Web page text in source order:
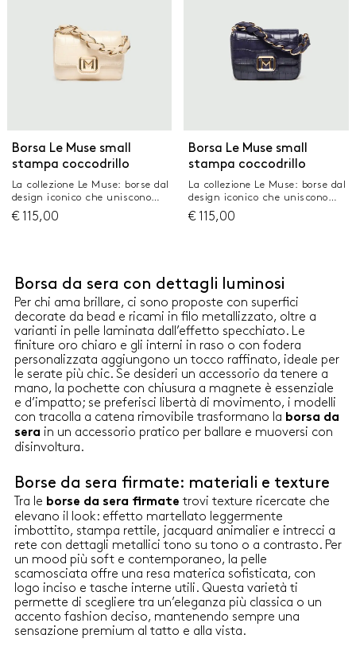
e placca logata Dimensioni: 17
x 6 x 11 cm
Borsa Le Muse small
stampa coccodrillo
La collezione Le Muse: borse dal
design iconico che uniscono
stile e funzionalità. Un
accessorio versatile pensato per
imbottito con stampa
coccodrillo Manico intrecciato
con catena in metallo Fodera in
tessuto personalizzato Portata
a mano e cross body con
tracolla lunga rimovibile
Chiusura a patta con calamita
e placca logata Dimensioni: 17
x 6 x 11 cm
€ 115,00
Borsa Le Muse small
stampa coccodrillo
La collezione Le Muse: borse dal
design iconico che uniscono
stile e funzionalità. Un
accessorio versatile pensato per
imbottito con stampa
coccodrillo Manico intrecciato
con catena in metallo Fodera in
tessuto personalizzato Portata
a mano e cross body con
tracolla lunga rimovibile
Chiusura a patta con calamita
e placca logata Dimensioni: 17
x 6 x 11 cm
€ 115,00
Borsa da sera con dettagli luminosi
Per chi ama brillare, ci sono proposte con superfici
decorate da bead e ricami in filo metallizzato, oltre a
varianti in pelle laminata dall’effetto specchiato. Le
finiture oro chiaro e gli interni in raso o con fodera
personalizzata aggiungono un tocco raffinato, ideale per
le serate più chic. Se desideri un accessorio da tenere a
mano, la pochette con chiusura a magnete è essenziale
e d’impatto; se preferisci libertà di movimento, i modelli
con tracolla a catena rimovibile trasformano la borsa da
sera in un accessorio pratico per ballare e muoversi con
disinvoltura.
Borse da sera firmate: materiali e texture
Tra le borse da sera firmate trovi texture ricercate che
elevano il look: effetto martellato leggermente
imbottito, stampa rettile, jacquard animalier e intrecci a
rete con dettagli metallici tono su tono o a contrasto. Per
un mood più soft e contemporaneo, la pelle
scamosciata offre una resa materica sofisticata, con
logo inciso e tasche interne utili. Questa varietà ti
permette di scegliere tra un’eleganza più classica o un
accento fashion deciso, mantenendo sempre una
sensazione premium al tatto e alla vista.